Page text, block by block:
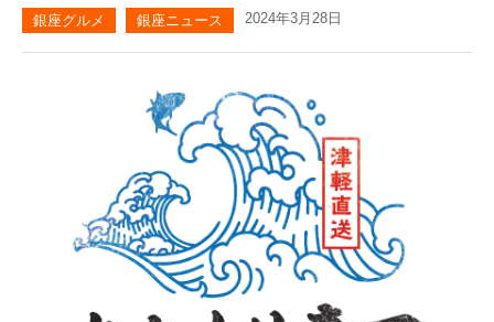
マイページ
銀座グルメ 銀座ニュース 2024年3月28日